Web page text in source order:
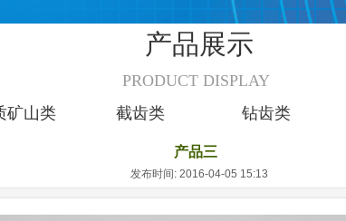
产品展示
PRODUCT DISPLAY
矿山类 截齿类 钻齿类
产品三
发布时间: 2016-04-05 15:13